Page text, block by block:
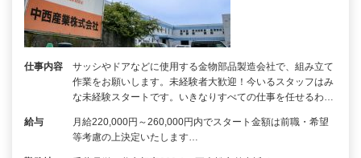
仕事内容
サッシやドアなどに使用する金物部品製造会社で、組み立て
作業をお願いします。未経験者大歓迎！今いるスタッフはみ
な未経験スタートです。いきなりすべての仕事を任せるわ…
給与
月給220,000円～260,000円内でスタート金額は前職・希望
等考慮の上決定いたします…